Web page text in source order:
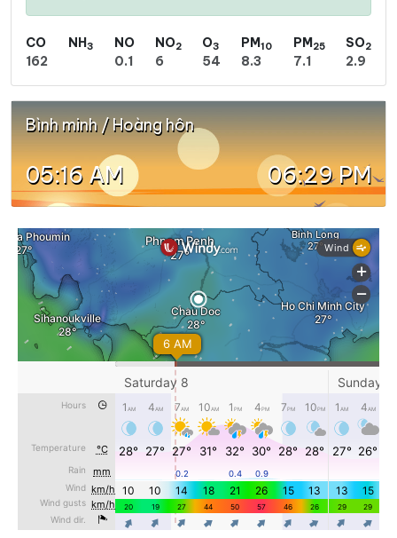
CO
162
NH3
NO
0.1
NO2
6
O3
54
PM10
8.3
PM25
7.1
SO2
2.9
Bình minh / Hoàng hôn
05:16 AM 06:29 PM